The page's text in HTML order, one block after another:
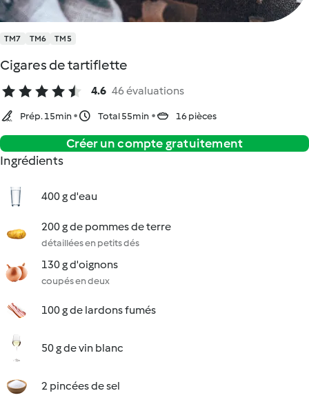
TM7 TM6 TM5
Cigares de tartiflette
4.6 46 évaluations
Prép. 15min Total 55min 16 pièces
Créer un compte gratuitement
Ingrédients
400 g d'eau
200 g de pommes de terre
détaillées en petits dés
130 g d'oignons
coupés en deux
100 g de lardons fumés
50 g de vin blanc
2 pincées de sel